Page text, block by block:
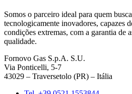
Somos o parceiro ideal para quem
tecnologicamente inovadores, capazes
condições extremas, com a garantia de
qualidade.
Fornovo Gas S.p.A. S.U.
Via Ponticelli, 5-7
43029 – Traversetolo (PR) – Itália